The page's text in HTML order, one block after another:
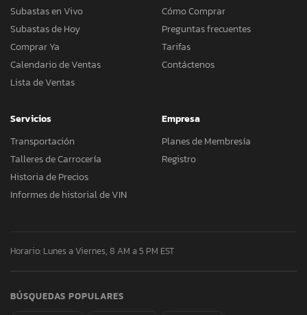
Subastas en Vivo
Subastas de Hoy
Comprar Ya
Calendario de Ventas
Lista de Ventas
Cómo Comprar
Preguntas frecuentes
Tarifas
Contáctenos
Servicios
Transportación
Talleres de Carrocería
Historia de Precios
Informes de historial de VIN
Empresa
Planes de Membresía
Registro
Horario: Lunes a Viernes, 8 AM a 5 PM EST
BÚSQUEDAS POPULARES